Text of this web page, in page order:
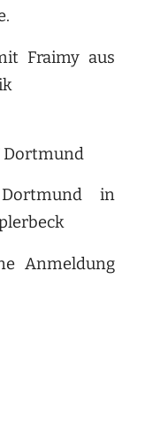
Fraimy aus
Dortmund
in
Anmeldung